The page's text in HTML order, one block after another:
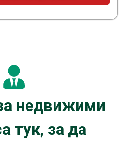
недвижими
тук, за да